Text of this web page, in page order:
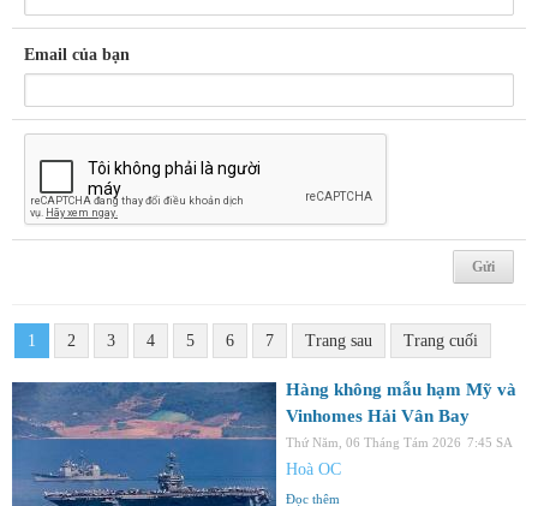
Email của bạn
1 2 3 4 5 6 7 Trang sau Trang cuối
Hàng không mẫu hạm Mỹ và
Vinhomes Hải Vân Bay
Thứ Năm, 06 Tháng Tám 2026 7:45 SA
Hoà OC
Đọc thêm